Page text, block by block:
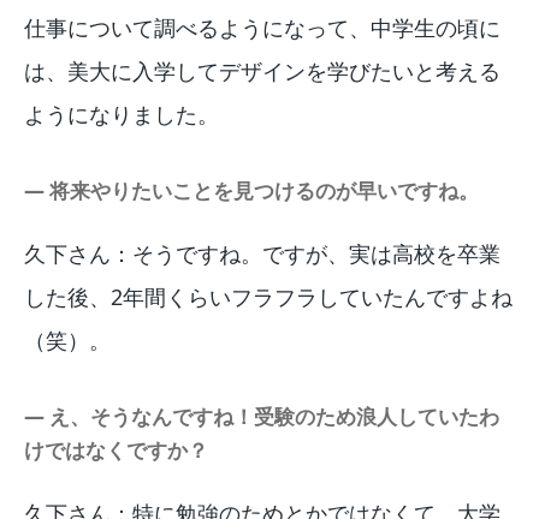
仕事について調べるようになって、中学生の頃に
は、美大に入学してデザインを学びたいと考える
ようになりました。
― 将来やりたいことを見つけるのが早いですね。
久下さん：そうですね。ですが、実は高校を卒業
した後、2年間くらいフラフラしていたんですよね
（笑）。
― え、そうなんですね！受験のため浪人していたわ
けではなくですか？
久下さん：特に勉強のためとかではなくて、大学